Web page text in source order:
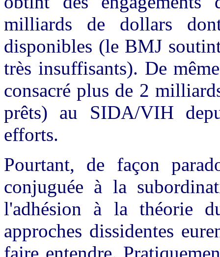
milliards de dollars
disponibles (le BMJ
très insuffisants). De
consacré plus de 2
prêts) au SIDA/VIH
efforts.
Pourtant, de façon
conjuguée à la
l'adhésion à la théorie
approches dissidentes